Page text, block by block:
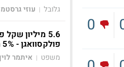
0
גלובל | עוזי
5.6 מיליון
פולקסוואגן - 5% מהסכום שנתבע
משפט | איתמר